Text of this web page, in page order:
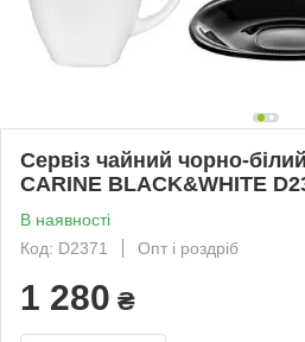
Сервіз чайний чорно-
CARINE BLACK&WHITE
В наявності
Код: D2371
Опт і роздріб
1 280 ₴